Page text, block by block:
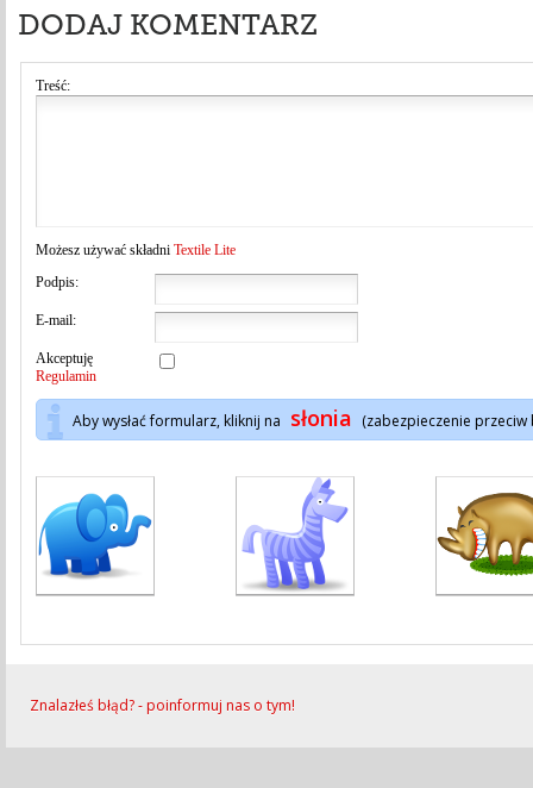
DODAJ KOMENTARZ
Treść:
Możesz używać składni Textile Lite
Podpis:
E-mail:
Akceptuję
Regulamin
Aby wysłać formularz, kliknij na słonia (zabezpieczenie przeciw
Znalazłeś błąd? - poinformuj nas o tym!